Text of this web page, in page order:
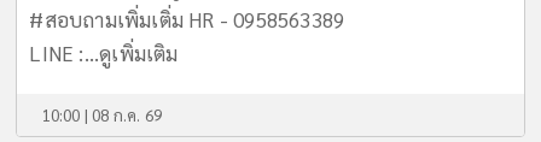
#สอบถามเพิ่มเติ่ม HR - 0958563389
LINE :...ดูเพิ่มเติม
10:00 | 08 ก.ค. 69